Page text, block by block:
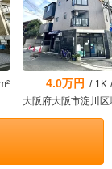
有がきちんとでき
大阪府大阪市淀川区十三元今里２
4.0万円 / 1K
大阪府大阪市淀川区